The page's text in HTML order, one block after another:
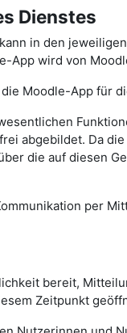
Dienstes
in den
App wird von
Moodle-App für
abgebildet. Da
die auf diesen
per
bereit,
Zeitpunkt